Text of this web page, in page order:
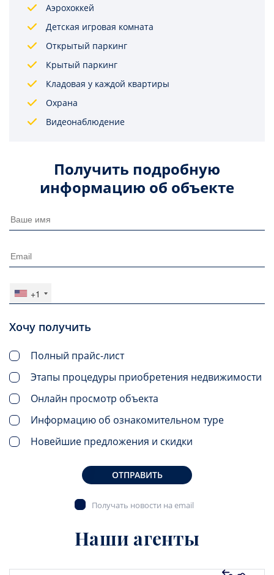
Аэрохоккей
Детская игровая комната
Открытый паркинг
Крытый паркинг
Кладовая у каждой квартиры
Охрана
Видеонаблюдение
Получить подробную
информацию об объекте
+1
Хочу получить
Полный прайс-лист
Этапы процедуры приобретения недвижимости
Онлайн просмотр объекта
Информацию об ознакомительном туре
Новейшие предложения и скидки
ОТПРАВИТЬ
Получать новости на email
Наши агенты